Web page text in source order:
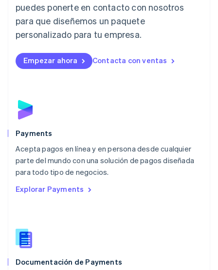
puedes ponerte en contacto con nosotros
para que diseñemos un paquete
personalizado para tu empresa.
Empezar ahora Contacta con ventas
Payments
Acepta pagos en línea y en persona desde cualquier
parte del mundo con una solución de pagos diseñada
para todo tipo de negocios.
Explorar Payments
Documentación de Payments
Letonia
Liechtenstein
DeutschEnglish
English
Luxemburgo
Malta
English
Español
English
Nueva Zelandia
English
NederlandsEnglish
Português
RAE de Hong Kong, China
Reino Unido